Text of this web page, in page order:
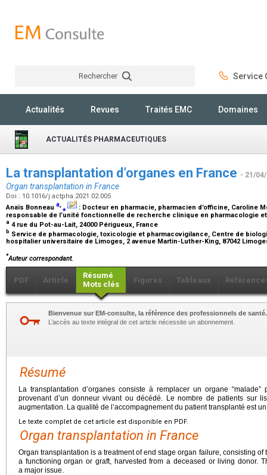
Rechercher Service
Actualités Revues Traités EMC Domaines
ACTUALITÉS PHARMACEUTIQUES
La transplantation d’organes en France - 21/
Organ transplantation in France
Doi : 10.1016/j.actpha.2021.02.005
Anaïs Bonneau a,⁎ : Docteur en pharmacie, pharmacien d’officine, Caroline
responsable de l’unité fonctionnelle de recherche clinique en pharmacologie
a 4 rue du Pot-au-Lait, 24000 Périgueux, France
b Service de pharmacologie, toxicologie et pharmacovigilance, Centre de
hospitalier universitaire de Limoges, 2 avenue Martin-Luther-King, 87042
*Auteur correspondant.
PDF Article
Résumé
Mots clés
Figures Tableaux
Bienvenue sur EM-consulte, la référence des professionnels de santé.
L’accès au texte intégral de cet article nécessite un abonnement.
Résumé
La transplantation d’organes consiste à remplacer un organe “malade”
provenant d’un donneur vivant ou décédé. Le nombre de patients sur
augmentation. La qualité de l’accompagnement du patient transplanté est
Le texte complet de cet article est disponible en PDF.
Organ transplantation in France
Organ transplantation is a treatment of end stage organ failure, consisting
a functioning organ or graft, harvested from a deceased or living donor.
a major issue.